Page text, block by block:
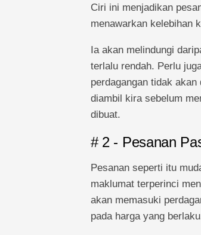
Ciri ini menjadikan
menawarkan kelebihan
Ia akan melindungi
terlalu rendah. Perlu
perdagangan tidak
diambil kira sebelum
dibuat.
# 2 - Pesanan
Pesanan seperti itu
maklumat terperinci
akan memasuki
pada harga yang